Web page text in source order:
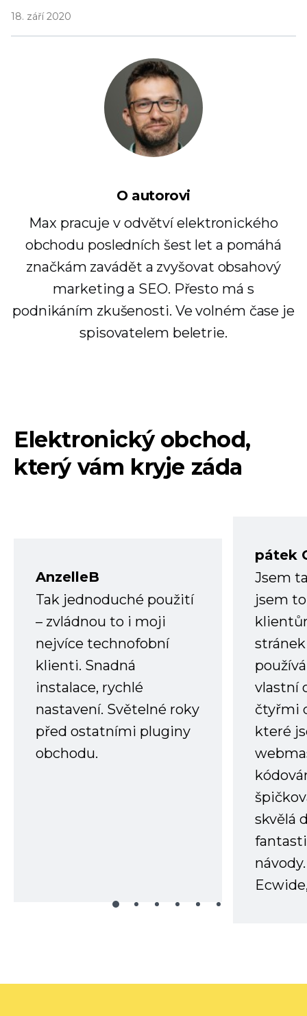
18. září 2020
O autorovi
Max pracuje v odvětví elektronického
obchodu posledních šest let a pomáhá
značkám zavádět a zvyšovat obsahový
marketing a SEO. Přesto má s
podnikáním zkušenosti. Ve volném čase je
spisovatelem beletrie.
Elektronický obchod,
který vám kryje záda
AnzelleB
Tak jednoduché použití
– zvládnou to i moji
nejvíce technofobní
klienti. Snadná
instalace, rychlé
nastavení. Světelné roky
před ostatními pluginy
obchodu.
pátek
Jsem
jsem
vlastní
čtyřmi
které
skvělá